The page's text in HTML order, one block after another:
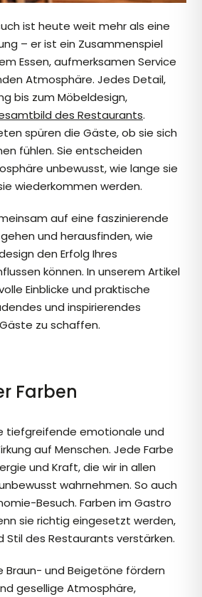
ist heute weit mehr als eine
– er ist ein Zusammenspiel
Essen, aufmerksamen Service
Atmosphäre. Jedes Detail,
bis zum Möbeldesign,
des Restaurants.
spüren die Gäste, ob sie sich
fühlen. Sie entscheiden
unbewusst, wie lange sie
wiederkommen werden.
auf eine faszinierende
und herausfinden, wie
den Erfolg Ihres
können. In unserem Artikel
Einblicke und praktische
und inspirierendes
zu schaffen.
Farben
tiefgreifende emotionale und
auf Menschen. Jede Farbe
und Kraft, die wir in allen
wahrnehmen. So auch
Besuch. Farben im Gastro
sie richtig eingesetzt werden,
Stil des Restaurants verstärken.
Braun- und Beigetöne fördern
gesellige Atmosphäre,